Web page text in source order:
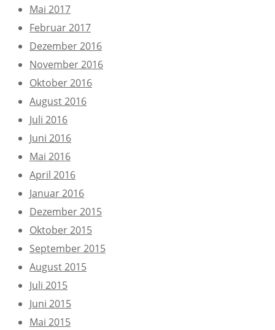
Mai 2017
Februar 2017
Dezember 2016
November 2016
Oktober 2016
August 2016
Juli 2016
Juni 2016
Mai 2016
April 2016
Januar 2016
Dezember 2015
Oktober 2015
September 2015
August 2015
Juli 2015
Juni 2015
Mai 2015